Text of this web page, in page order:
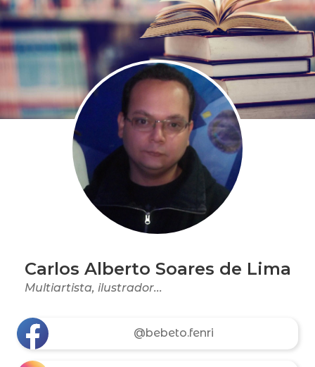
Carlos Alberto Soares de Lima
Multiartista, ilustrador...
@bebeto.fenri